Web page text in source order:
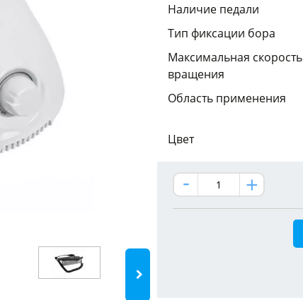
Наличие педали
Тип фиксации бора
Максимальная скорость
вращения
Область применения
Цвет